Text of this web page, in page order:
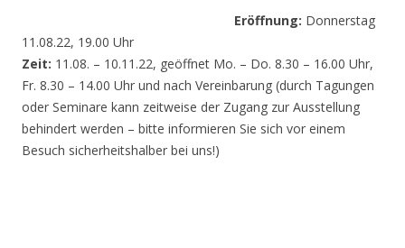
Eröffnung: Donnerstag
11.08.22, 19.00 Uhr
Zeit: 11.08. – 10.11.22, geöffnet Mo. – Do. 8.30 – 16.00 Uhr,
Fr. 8.30 – 14.00 Uhr und nach Vereinbarung (durch Tagungen
oder Seminare kann zeitweise der Zugang zur Ausstellung
behindert werden – bitte informieren Sie sich vor einem
Besuch sicherheitshalber bei uns!)